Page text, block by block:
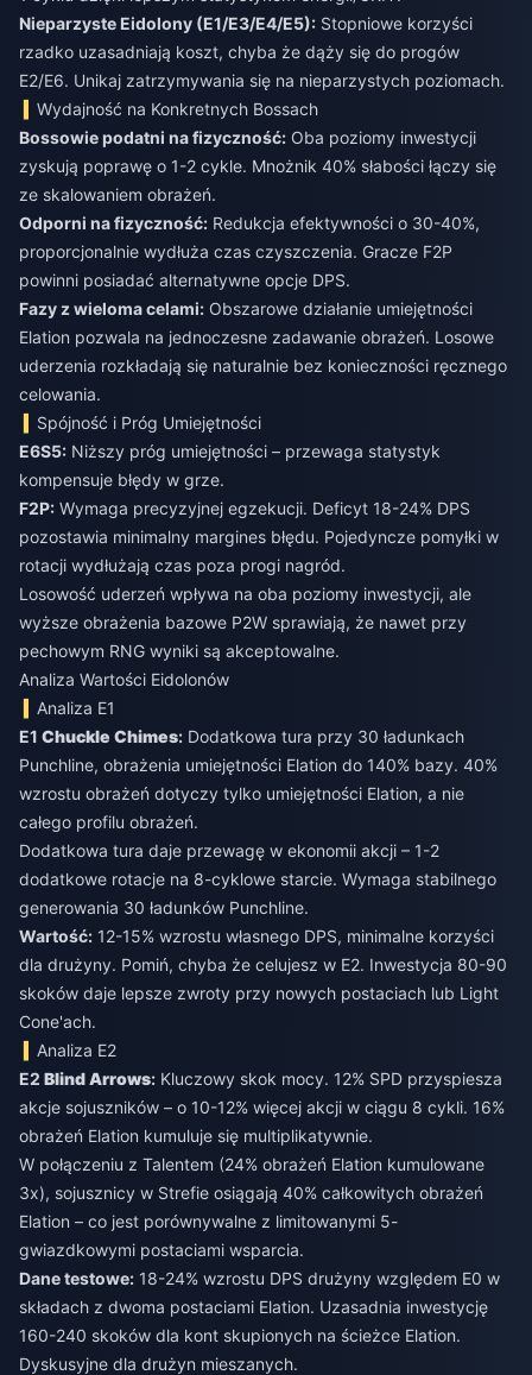
Nieparzyste Eidolony (E1/E3/E4/E5): Stopniowe korzyści
rzadko uzasadniają koszt, chyba że dąży się do progów
E2/E6. Unikaj zatrzymywania się na nieparzystych poziomach.
Wydajność na Konkretnych Bossach
Bossowie podatni na fizyczność: Oba poziomy inwestycji
zyskują poprawę o 1-2 cykle. Mnożnik 40% słabości łączy się
ze skalowaniem obrażeń.
Odporni na fizyczność: Redukcja efektywności o 30-40%,
proporcjonalnie wydłuża czas czyszczenia. Gracze F2P
powinni posiadać alternatywne opcje DPS.
Fazy z wieloma celami: Obszarowe działanie umiejętności
Elation pozwala na jednoczesne zadawanie obrażeń. Losowe
uderzenia rozkładają się naturalnie bez konieczności ręcznego
celowania.
Spójność i Próg Umiejętności
E6S5: Niższy próg umiejętności – przewaga statystyk
kompensuje błędy w grze.
F2P: Wymaga precyzyjnej egzekucji. Deficyt 18-24% DPS
pozostawia minimalny margines błędu. Pojedyncze pomyłki w
rotacji wydłużają czas poza progi nagród.
Losowość uderzeń wpływa na oba poziomy inwestycji, ale
wyższe obrażenia bazowe P2W sprawiają, że nawet przy
pechowym RNG wyniki są akceptowalne.
Analiza Wartości Eidolonów
Analiza E1
E1 Chuckle Chimes: Dodatkowa tura przy 30 ładunkach
Punchline, obrażenia umiejętności Elation do 140% bazy. 40%
wzrostu obrażeń dotyczy tylko umiejętności Elation, a nie
całego profilu obrażeń.
Dodatkowa tura daje przewagę w ekonomii akcji – 1-2
dodatkowe rotacje na 8-cyklowe starcie. Wymaga stabilnego
generowania 30 ładunków Punchline.
Wartość: 12-15% wzrostu własnego DPS, minimalne korzyści
dla drużyny. Pomiń, chyba że celujesz w E2. Inwestycja 80-90
skoków daje lepsze zwroty przy nowych postaciach lub Light
Cone'ach.
Analiza E2
E2 Blind Arrows: Kluczowy skok mocy. 12% SPD przyspiesza
akcje sojuszników – o 10-12% więcej akcji w ciągu 8 cykli. 16%
obrażeń Elation kumuluje się multiplikatywnie.
W połączeniu z Talentem (24% obrażeń Elation kumulowane
3x), sojusznicy w Strefie osiągają 40% całkowitych obrażeń
Elation – co jest porównywalne z limitowanymi 5-
gwiazdkowymi postaciami wsparcia.
Dane testowe: 18-24% wzrostu DPS drużyny względem E0 w
składach z dwoma postaciami Elation. Uzasadnia inwestycję
160-240 skoków dla kont skupionych na ścieżce Elation.
Dyskusyjne dla drużyn mieszanych.